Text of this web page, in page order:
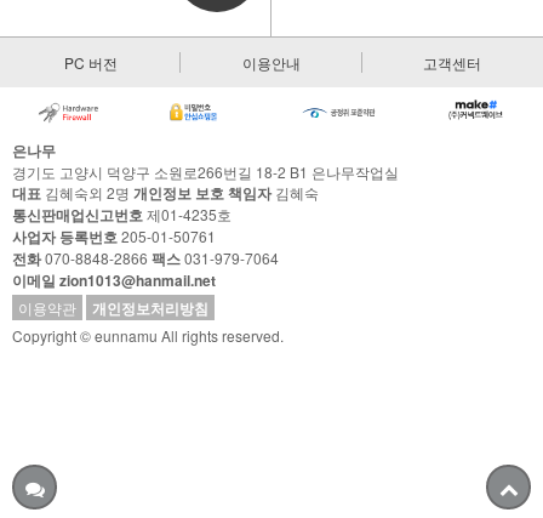
PC 버전 이용안내 고객센터
은나무
경기도 고양시 덕양구 소원로266번길 18-2 B1 은나무작업실
대표 김혜숙외 2명 개인정보 보호 책임자김혜숙
통신판매업신고번호제01-4235호
사업자 등록번호205-01-50761
전화070-8848-2866 팩스031-979-7064
이메일 zion1013@hanmail.net
이용약관 개인정보처리방침
Copyright © eunnamu All rights reserved.